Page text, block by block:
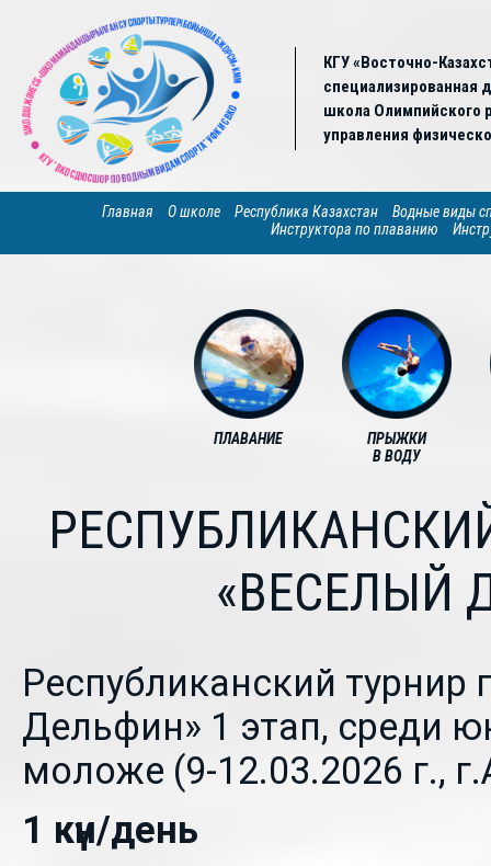
КГУ «Восточно-
специализированная
школа Олимпийского
управления
Главная О школе Республика Казахстан
Водные виды
Инструктора по плаванию
ПЛАВАНИЕ
ПРЫЖКИ
В ВОДУ
«ВЕСЕЛЫЙ
Республиканский
Дельфин» 1 этап, среди
моложе (9-12.03.2026 г.,
1 күн/день